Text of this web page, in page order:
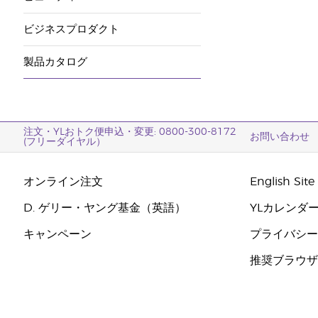
ビジネスプロダクト
製品カタログ
注文・YLおトク便申込・変更: 0800-300-8172
(フリーダイヤル）
お問い合わせ
オンライン注文
D. ゲリー・ヤング基金（英語）
キャンペーン
English Site
YLカレンダー
プライバシ
推奨ブラウザ